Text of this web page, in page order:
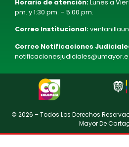
Horario de atención:Lunes a
pm. y 1:30 pm. – 5:00 pm.
Correo Institucional:
Correo Notificaciones
© 2026 – Todos Los Derechos
Mayor De